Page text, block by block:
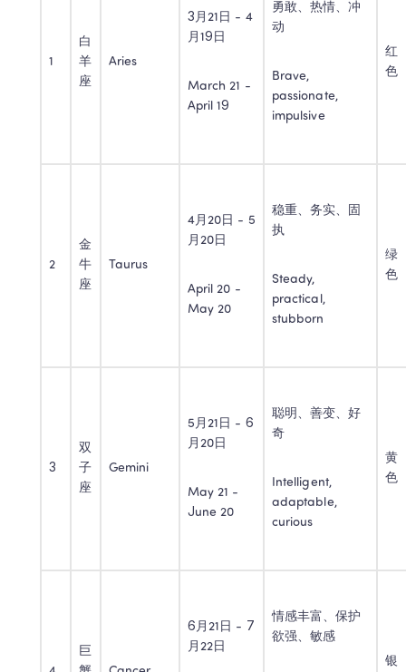
1
白
羊
座
Aries
3月21日 - 4
月19日
March 21 -
April 19
勇敢、热情、冲
动
Brave,
passionate,
impulsive
红
色
2
金
牛
座
Taurus
4月20日 - 5
月20日
April 20 -
May 20
稳重、务实、固
执
Steady,
practical,
stubborn
绿
色
3
双
子
座
Gemini
5月21日 - 6
月20日
May 21 -
June 20
聪明、善变、好
奇
Intelligent,
adaptable,
curious
黄
色
巨
6月21日 - 7
月22日
情感丰富、保护
欲强、敏感
银